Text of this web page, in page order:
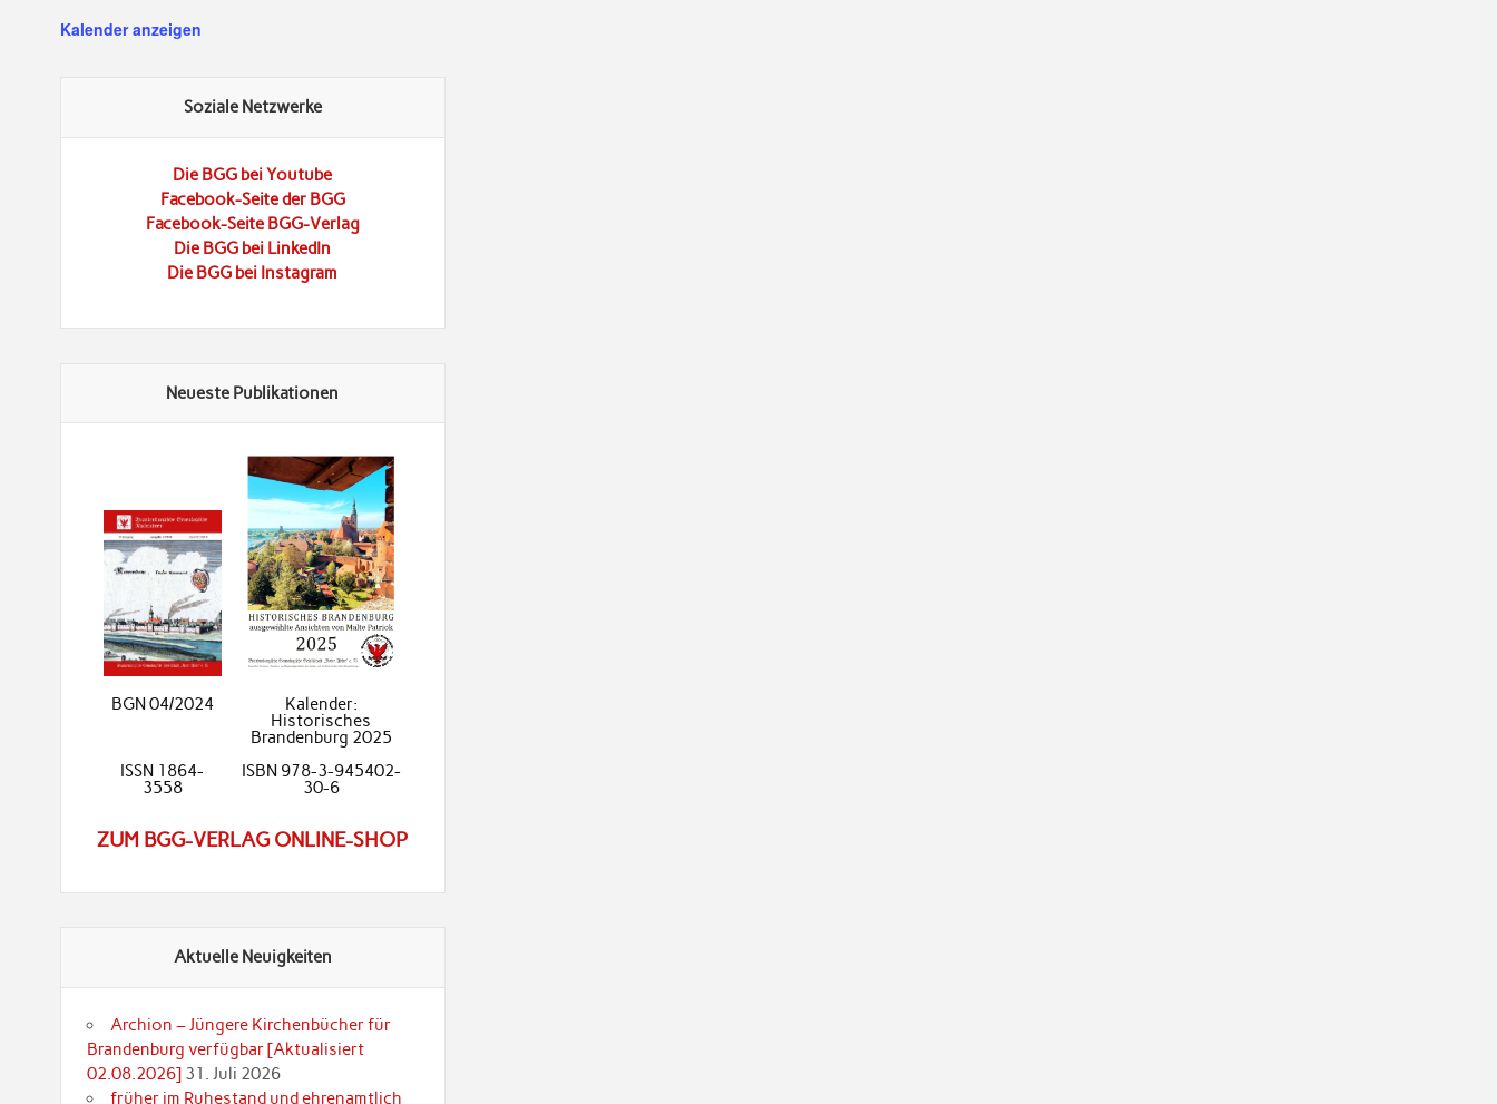
Kalender anzeigen
Soziale Netzwerke
Die BGG bei Youtube
Facebook-Seite der BGG
Facebook-Seite BGG-Verlag
Die BGG bei LinkedIn
Die BGG bei Instagram
Neueste Publikationen
BGN 04/2024
Kalender:
Historisches
Brandenburg 2025
ISSN 1864-
3558
ISBN 978-3-945402-
30-6
ZUM BGG-VERLAG ONLINE-SHOP
Aktuelle Neuigkeiten
Archion – Jüngere Kirchenbücher für
Brandenburg verfügbar [Aktualisiert
02.08.2026] 31. Juli 2026
früher im Ruhestand und ehrenamtlich